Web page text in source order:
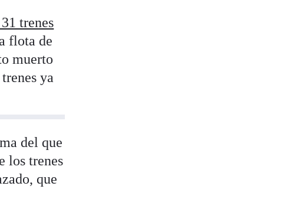
trenes
flota de
muerto
ya
del que
los trenes
que